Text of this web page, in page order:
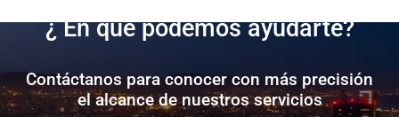
¿ En qué podemos ayudarte?
Contáctanos para conocer con más precisión
el alcance de nuestros servicios